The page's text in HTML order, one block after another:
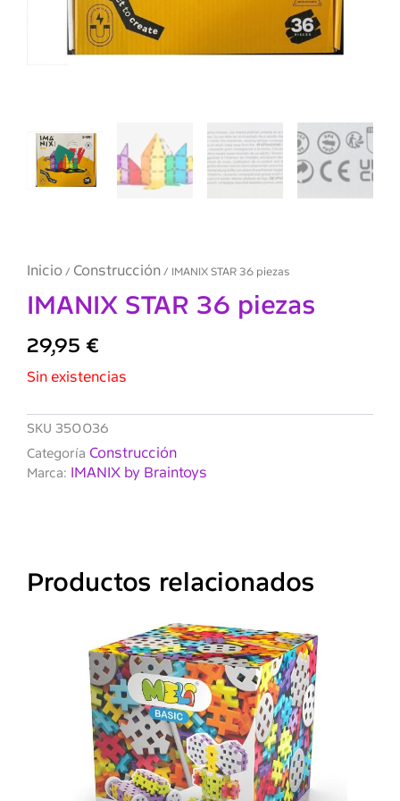
Inicio / Construcción / IMANIX STAR 36 piezas
IMANIX STAR 36 piezas
29,95 €
Sin existencias
SKU 350036
Categoría Construcción
Marca: IMANIX by Braintoys
Productos relacionados